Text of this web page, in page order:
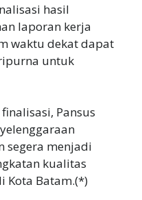
hasil
laporan kerja
waktu dekat dapat
untuk
Pansus
segera menjadi
kualitas
Kota Batam.(*)